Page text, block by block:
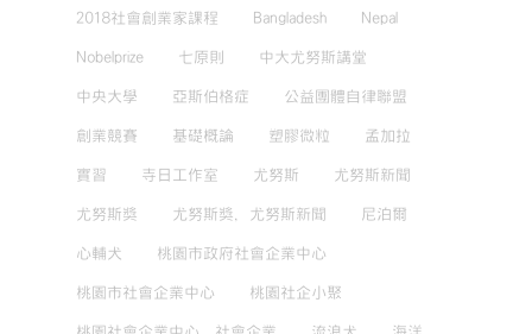
2018社會創業家課程 Bangladesh Nepal
Nobelprize 七原則 中大尤努斯講堂
中央大學 亞斯伯格症 公益團體自律聯盟
創業競賽 基礎概論 塑膠微粒 孟加拉
實習 寺日工作室 尤努斯 尤努斯新聞
尤努斯獎 尤努斯獎，尤努斯新聞 尼泊爾
心輔犬 桃園市政府社會企業中心
桃園市社會企業中心 桃園社企小聚